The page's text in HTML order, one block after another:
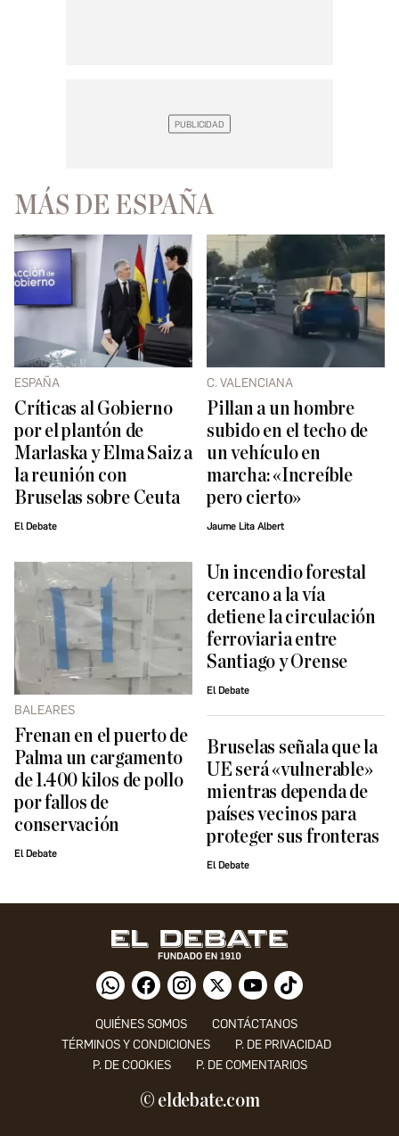
MÁS DE ESPAÑA
ESPAÑA
Críticas al Gobierno
por el plantón de
Marlaska y Elma Saiz a
la reunión con
Bruselas sobre Ceuta
El Debate
C. VALENCIANA
Pillan a un hombre
subido en el techo de
un vehículo en
marcha: «Increíble
pero cierto»
Jaume Lita Albert
BALEARES
Frenan en el puerto de
Palma un cargamento
de 1.400 kilos de pollo
por fallos de
conservación
El Debate
Un incendio forestal
cercano a la vía
detiene la circulación
ferroviaria entre
Santiago y Orense
El Debate
Bruselas señala que la
UE será «vulnerable»
mientras dependa de
países vecinos para
proteger sus fronteras
El Debate
QUIÉNES SOMOS
CONTÁCTANOS
TÉRMINOS Y CONDICIONES
P. DE PRIVACIDAD
P. DE COOKIES
P. DE COMENTARIOS
© eldebate.com